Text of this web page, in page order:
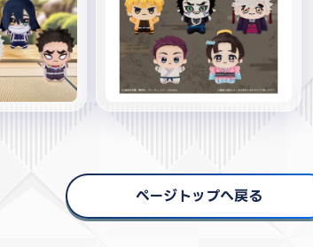
ページトップへ戻る